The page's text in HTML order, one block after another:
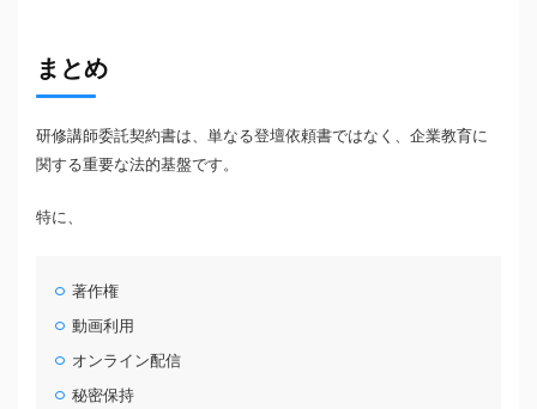
まとめ
研修講師委託契約書は、単なる登壇依頼書ではなく、企業教育に
関する重要な法的基盤です。
特に、
著作権
動画利用
オンライン配信
秘密保持